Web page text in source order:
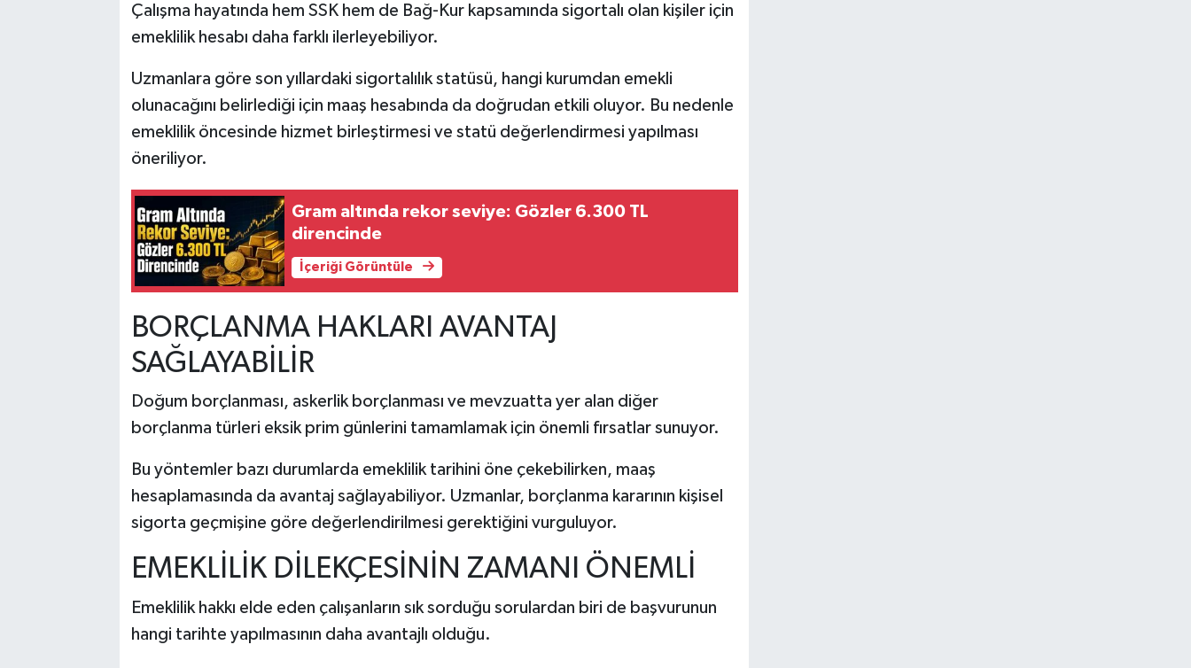
Çalışma hayatında hem SSK hem de Bağ-Kur kapsamında sigortalı olan kişiler için
emeklilik hesabı daha farklı ilerleyebiliyor.
Uzmanlara göre son yıllardaki sigortalılık statüsü, hangi kurumdan emekli
olunacağını belirlediği için maaş hesabında da doğrudan etkili oluyor. Bu nedenle
emeklilik öncesinde hizmet birleştirmesi ve statü değerlendirmesi yapılması
öneriliyor.
Gram altında rekor seviye: Gözler 6.300 TL
direncinde
İçeriği Görüntüle
BORÇLANMA HAKLARI AVANTAJ
SAĞLAYABİLİR
Doğum borçlanması, askerlik borçlanması ve mevzuatta yer alan diğer
borçlanma türleri eksik prim günlerini tamamlamak için önemli fırsatlar sunuyor.
Bu yöntemler bazı durumlarda emeklilik tarihini öne çekebilirken, maaş
hesaplamasında da avantaj sağlayabiliyor. Uzmanlar, borçlanma kararının kişisel
sigorta geçmişine göre değerlendirilmesi gerektiğini vurguluyor.
EMEKLİLİK DİLEKÇESİNİN ZAMANI ÖNEMLİ
Emeklilik hakkı elde eden çalışanların sık sorduğu sorulardan biri de başvurunun
hangi tarihte yapılmasının daha avantajlı olduğu.